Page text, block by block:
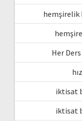
hemşirelik
Her
iktisat
iktisat